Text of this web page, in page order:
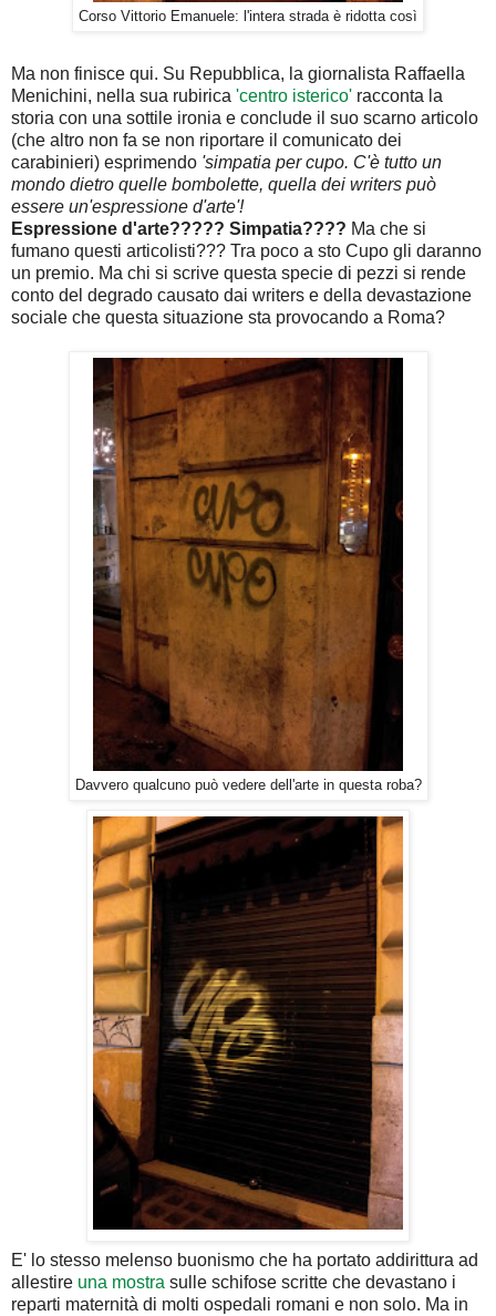
Corso Vittorio Emanuele: l'intera strada è ridotta così
Ma non finisce qui. Su Repubblica, la giornalista Raffaella
Menichini, nella sua rubirica 'centro isterico' racconta la
storia con una sottile ironia e conclude il suo scarno articolo
(che altro non fa se non riportare il comunicato dei
carabinieri) esprimendo 'simpatia per cupo. C'è tutto un
mondo dietro quelle bombolette, quella dei writers può
essere un'espressione d'arte'!
Espressione d'arte????? Simpatia???? Ma che si
fumano questi articolisti??? Tra poco a sto Cupo gli daranno
un premio. Ma chi si scrive questa specie di pezzi si rende
conto del degrado causato dai writers e della devastazione
sociale che questa situazione sta provocando a Roma?
Davvero qualcuno può vedere dell'arte in questa roba?
E' lo stesso melenso buonismo che ha portato addirittura ad
allestire una mostra sulle schifose scritte che devastano i
reparti maternità di molti ospedali romani e non solo. Ma in